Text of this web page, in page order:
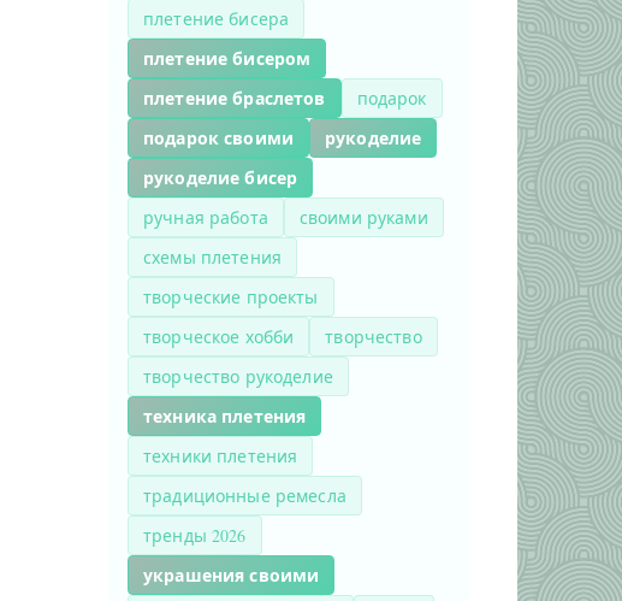
плетение бисера
плетение бисером
плетение браслетов
подарок
подарок своими
рукоделие
рукоделие бисер
ручная работа
своими руками
схемы плетения
творческие проекты
творческое хобби
творчество
творчество рукоделие
техника плетения
техники плетения
традиционные ремесла
тренды 2026
украшения своими